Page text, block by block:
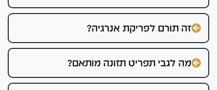
זה תורם לפריקת אנרגיה?
מה לגבי תפריט תזונה מותאם?